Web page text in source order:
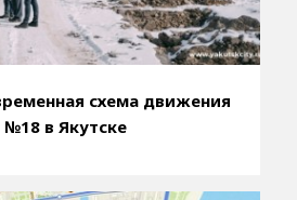
схема движения
в Якутске